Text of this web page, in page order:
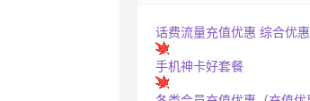
话费流量充值优惠 综合优
手机神卡好套餐